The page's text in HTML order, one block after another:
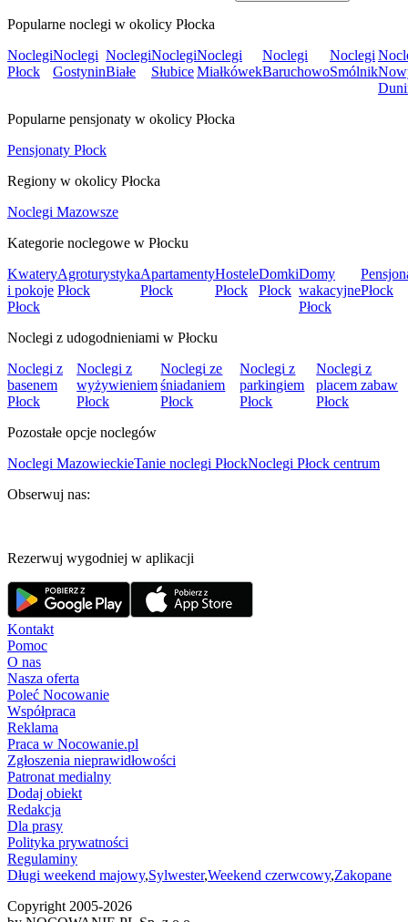
Popularne noclegi w okolicy Płocka
Noclegi
Płock
Noclegi
Gostynin
Noclegi
Białe
Noclegi
Słubice
Noclegi
Miałkówek
Noclegi
Baruchowo
Noclegi
Smólnik
Popularne pensjonaty w okolicy Płocka
Pensjonaty Płock
Regiony w okolicy Płocka
Noclegi Mazowsze
Kategorie noclegowe w Płocku
Kwatery
i pokoje
Płock
Agroturystyka
Płock
Apartamenty
Płock
Hostele
Płock
Domki
Płock
Domy
wakacyjne
Płock
Płock
Noclegi z udogodnieniami w Płocku
Noclegi z
basenem
Płock
Noclegi z
wyżywieniem
Płock
Noclegi ze
śniadaniem
Płock
Noclegi z
parkingiem
Płock
Noclegi z
placem zabaw
Płock
Pozostałe opcje noclegów
Noclegi MazowieckieTanie noclegi PłockNoclegi Płock centrum
Obserwuj nas:
Rezerwuj wygodniej w aplikacji
Kontakt
Pomoc
O nas
Nasza oferta
Poleć Nocowanie
Współpraca
Reklama
Praca w Nocowanie.pl
Zgłoszenia nieprawidłowości
Patronat medialny
Dodaj obiekt
Redakcja
Dla prasy
Polityka prywatności
Regulaminy
Długi weekend majowy,Sylwester,Weekend czerwcowy,Zakopane
Copyright 2005-2026